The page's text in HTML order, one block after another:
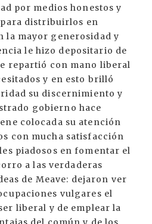
por medios honestos y
distribuirlos en
la mayor generosidad y
le hizo depositario de
repartió con mano liberal
y en esto brilló
su discernimiento y
gobierno hace
colocada su atención
con mucha satisfacción
piadosos en fomentar el
a las verdaderas
de Meave: dejaron ver
vulgares el
liberal y de emplear la